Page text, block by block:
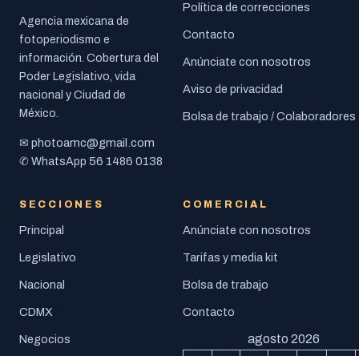
Agencia mexicana de
fotoperiodismo e
información. Cobertura del
Poder Legislativo, vida
nacional y Ciudad de
México.
✉ photoamc@gmail.com
✆ WhatsApp 56 1486 0138
Política de correcciones
Contacto
Anúnciate con nosotros
Aviso de privacidad
Bolsa de trabajo / Colaboradores
SECCIONES
Principal
Legislativo
Nacional
CDMX
Negocios
COMERCIAL
Anúnciate con nosotros
Tarifas y media kit
Bolsa de trabajo
Contacto
agosto 2026